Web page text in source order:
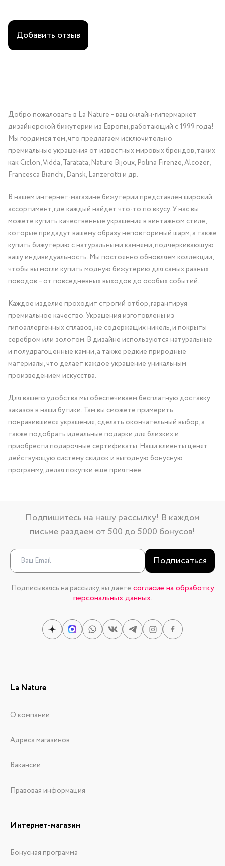
Добавить отзыв
Добро пожаловать в La Nature – ваш онлайн-гипермаркет
дизайнерской бижутерии из Европы, работающий с 1999 года!
Мы гордимся тем, что предлагаем исключительно
премиальные украшения от известных мировых брендов, таких
как Ciclon, Vidda, Taratata, Nature Bijoux, Polina Firenze, Alcozer,
Francesca Bianchi, Dansk, Lanzerotti и др.
В нашем интернет-магазине бижутерии представлен широкий
ассортимент, где каждый найдет что-то по вкусу. У нас вы
можете купить качественные украшения в винтажном стиле,
которые придадут вашему образу неповторимый шарм, а также
купить бижутерию с натуральными камнями, подчеркивающую
вашу индивидуальность. Мы постоянно обновляем коллекции,
чтобы вы могли купить модную бижутерию для самых разных
поводов – от повседневных выходов до особых событий.
Каждое изделие проходит строгий отбор, гарантируя
премиальное качество. Украшения изготовлены из
гипоаллергенных сплавов, не содержащих никель, и покрыты
серебром или золотом. В дизайне используются натуральные
и полудрагоценные камни, а также редкие природные
материалы, что делает каждое украшение уникальным
произведением искусства.
Для вашего удобства мы обеспечиваем бесплатную доставку
заказов в наши бутики. Там вы сможете примерить
понравившиеся украшения, сделать окончательный выбор, а
также подобрать идеальные подарки для близких и
приобрести подарочные сертификаты. Наши клиенты ценят
действующую систему скидок и выгодную бонусную
программу, делая покупки еще приятнее.
Подпишитесь на нашу рассылку! В каждом
письме раздаем от 500 до 5000 бонусов!
Подписаться
Подписываясь на рассылку, вы даете согласие на обработку
персональных данных.
La Nature
О компании
Адреса магазинов
Вакансии
Правовая информация
Интернет-магазин
Бонусная программа